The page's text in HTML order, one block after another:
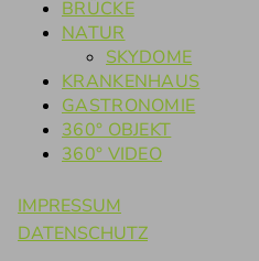
BRÜCKE
NATUR
SKYDOME
KRANKENHAUS
GASTRONOMIE
360° OBJEKT
360° VIDEO
IMPRESSUM
DATENSCHUTZ